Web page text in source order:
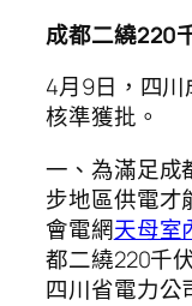
成都二繞220
4月9日，四
核準獲批。
一、為滿足成
步地區供電才
會電網天母室
都二繞220千
四川省電力公